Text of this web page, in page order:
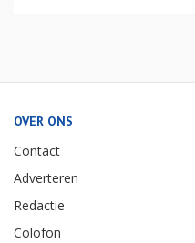
OVER ONS
Contact
Adverteren
Redactie
Colofon